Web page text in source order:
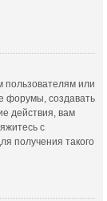
или
форумы, создавать
действия, вам
с
получения такого